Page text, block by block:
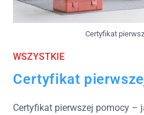
Certyfikat
WSZYSTKIE
Certyfikat
Certyfikat pierwszej pomocy –